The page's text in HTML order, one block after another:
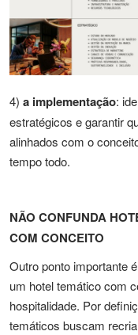
4) a implementação:
estratégicos e garantir
alinhados com o
tempo todo.
NÃO CONFUNDA
COM CONCEITO
Outro ponto importante
um hotel temático com
hospitalidade. Por
temáticos buscam